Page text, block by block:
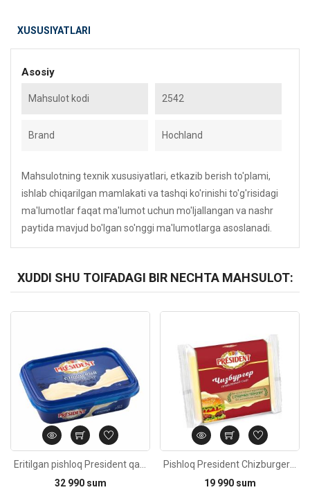
XUSUSIYATLARI
Asosiy
Mahsulot kodi 2542
Brand Hochland
Mahsulotning texnik xususiyatlari, etkazib berish to'plami,
ishlab chiqarilgan mamlakati va tashqi ko'rinishi to'g'risidagi
ma'lumotlar faqat ma'lumot uchun mo'ljallangan va nashr
paytida mavjud bo'lgan so'nggi ma'lumotlarga asoslanadi.
XUDDI SHU TOIFADAGI BIR NECHTA MAHSULOT:
32 990 sum
19 990 sum